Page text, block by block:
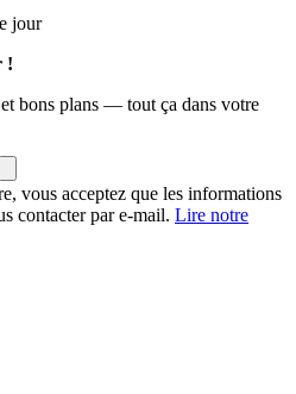
jour
!
bons plans — tout ça dans votre
vous acceptez que les informations
contacter par e-mail. Lire notre